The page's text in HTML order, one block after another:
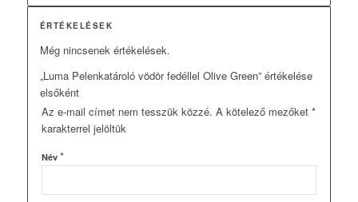
ÉRTÉKELÉSEK
Még nincsenek értékelések.
„Luma Pelenkatároló vödör fedéllel Olive Green” értékelése
elsőként
Az e-mail címet nem tesszük közzé. A kötelező mezőket *
karakterrel jelöltük
Név *